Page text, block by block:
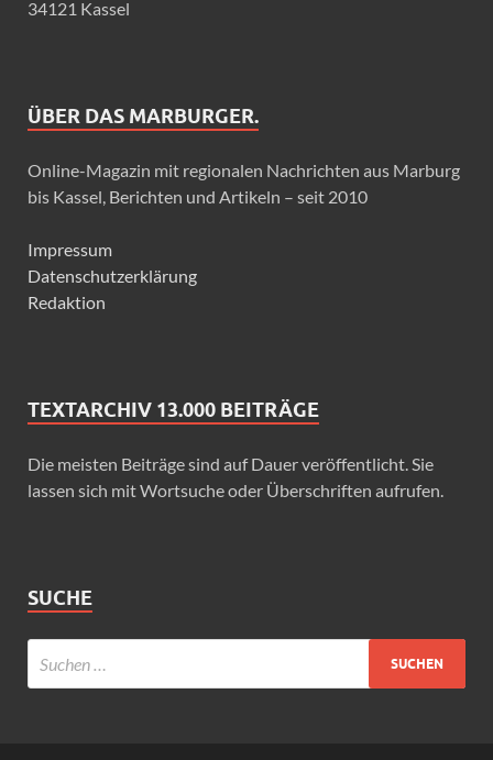
34121 Kassel
ÜBER DAS MARBURGER.
Online-Magazin mit regionalen Nachrichten aus Marburg
bis Kassel, Berichten und Artikeln – seit 2010
Impressum
Datenschutzerklärung
Redaktion
TEXTARCHIV 13.000 BEITRÄGE
Die meisten Beiträge sind auf Dauer veröffentlicht. Sie
lassen sich mit Wortsuche oder Überschriften aufrufen.
SUCHE